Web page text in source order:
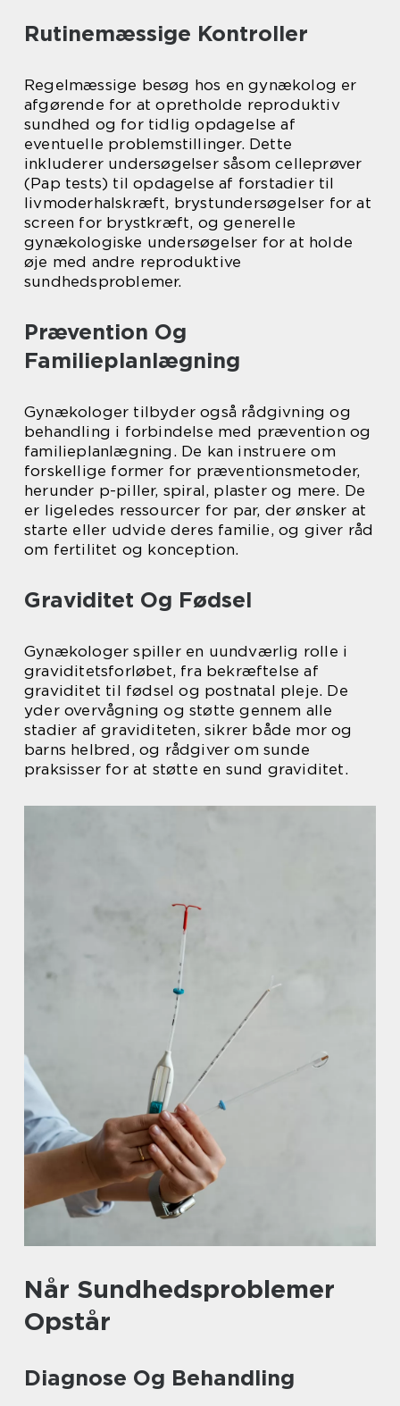
Rutinemæssige Kontroller
Regelmæssige besøg hos en gynækolog er
afgørende for at opretholde reproduktiv
sundhed og for tidlig opdagelse af
eventuelle problemstillinger. Dette
inkluderer undersøgelser såsom celleprøver
(Pap tests) til opdagelse af forstadier til
livmoderhalskræft, brystundersøgelser for at
screen for brystkræft, og generelle
gynækologiske undersøgelser for at holde
øje med andre reproduktive
sundhedsproblemer.
Prævention Og
Familieplanlægning
Gynækologer tilbyder også rådgivning og
behandling i forbindelse med prævention og
familieplanlægning. De kan instruere om
forskellige former for præventionsmetoder,
herunder p-piller, spiral, plaster og mere. De
er ligeledes ressourcer for par, der ønsker at
starte eller udvide deres familie, og giver råd
om fertilitet og konception.
Graviditet Og Fødsel
Gynækologer spiller en uundværlig rolle i
graviditetsforløbet, fra bekræftelse af
graviditet til fødsel og postnatal pleje. De
yder overvågning og støtte gennem alle
stadier af graviditeten, sikrer både mor og
barns helbred, og rådgiver om sunde
praksisser for at støtte en sund graviditet.
Når Sundhedsproblemer
Opstår
Diagnose Og Behandling